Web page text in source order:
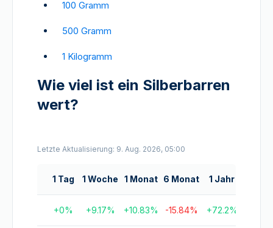
100 Gramm
500 Gramm
1 Kilogramm
Wie viel ist ein Silberbarren
wert?
Letzte Aktualisierung: 9. Aug. 2026, 05:00
1 Tag 1 Woche 1 Monat 6 Monat 1 Jahr
+0% +9.17% +10.83% -15.84% +72.2%